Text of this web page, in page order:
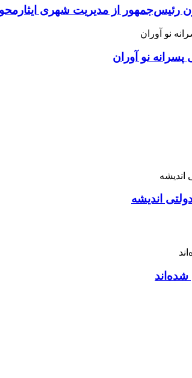
رئیس‌جمهور از مدیریت شهری
نو آوران
اندیشه